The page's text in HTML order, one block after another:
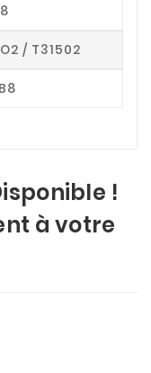
/ T31502
!
à votre